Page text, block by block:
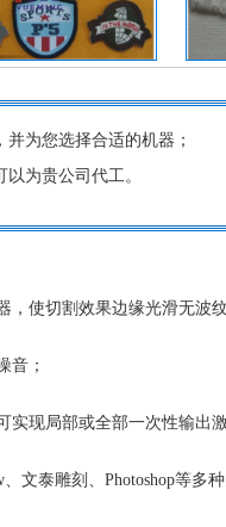
为您选择合适的机器；
为贵公司代工。
使切割效果边缘光滑无波纹
音；
现局部或全部一次性输出
、文泰雕刻、 Photoshop等多